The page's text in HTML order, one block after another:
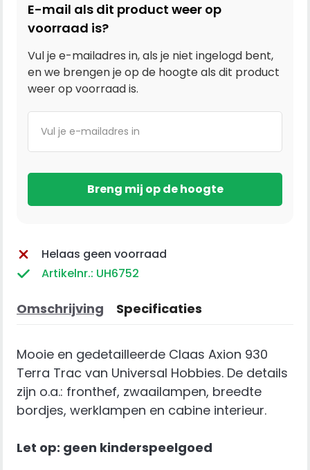
E-mail als dit product weer op
voorraad is?
Vul je e-mailadres in, als je niet ingelogd bent,
en we brengen je op de hoogte als dit product
weer op voorraad is.
Helaas geen voorraad
Artikelnr.: UH6752
Omschrijving Specificaties
Mooie en gedetailleerde Claas Axion 930
Terra Trac van Universal Hobbies. De details
zijn o.a.: fronthef, zwaailampen, breedte
bordjes, werklampen en cabine interieur.
Let op: geen kinderspeelgoed